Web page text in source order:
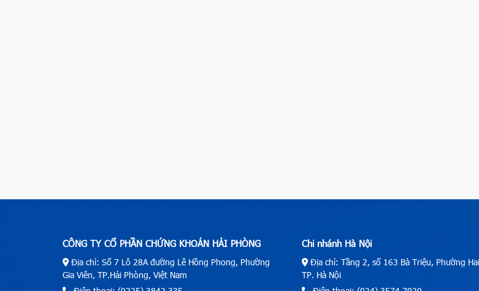
CÔNG TY CỔ PHẦN CHỨNG KHOÁN HẢI PHÒNG
Địa chỉ: Số 7 Lô 28A đường Lê Hồng Phong, Phường
Gia Viên, TP.Hải Phòng, Việt Nam
Chi nhánh Hà Nội
Địa chỉ: Tầng 2, số 163 Bà Triệu, Phường
TP. Hà Nội